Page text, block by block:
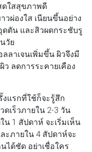
ดใสสุขภาพดี
ผ่องใส เนียนขึ้นอย่าง
ดตัน และสิวผดกระชับรู
วัย
ลาเจนเพิ่มขึ้น ผิวจึงมี
ลดการระคายเคือง
แรกที่ใช้ก็จะรู้สึก
เร็วภายใน 2-3 วัน
น 1 สัปดาห์ จะเริ่มเห็น
ะภายใน 4 สัปดาห์จะ
ได้ชัด อย่าเชื่อใคร